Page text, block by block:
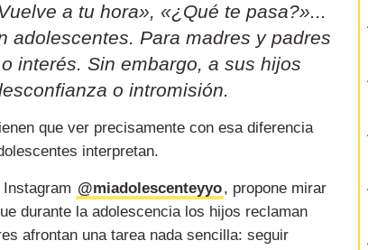
a tu hora», «¿Qué te pasa?»...
adolescentes. Para madres y padres
interés. Sin embargo, a sus hijos
o intromisión.
que ver precisamente con esa diferencia
interpretan.
@miadolescenteyyo, propone mirar
durante la adolescencia los hijos reclaman
afrontan una tarea nada sencilla: seguir